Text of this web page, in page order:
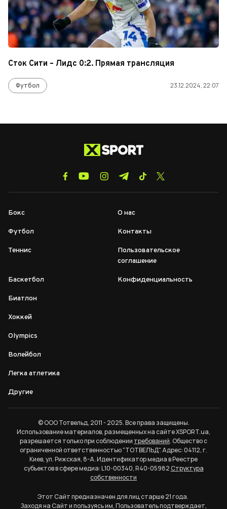
Сток Сити – Лидс 0:2. Прямая трансляция
Футбол 23.12.2024, 22:07
Бокс
Футбол
Теннис
Баскетбол
Биатлон
Хоккей
Olympics
Волейбол
Легка атлетика
Другие
О нас
Контакты
Пользовательское
соглашение
Конфиденциальность
© ООО Тотвельд, 2011 - 2025. Все права защищены.
Использование материалов, размещенных на сайте XSPORT.ua,
разрешается только при соблюдении требований. Общество с
ограниченной ответственностью "ТОТВЕЛЬД". Адрес: 04112, г.
Киев, ул. Рижская, 8-А. Идентификатор медиа в Реестре
субъектов в сфере медиа: L10-00340, R40-05982Структура
собственности
Этот Сайт предназначен для лиц старше 21 года.
Заходя на Сайт и пользуясь им, Пользователь подтверждает,